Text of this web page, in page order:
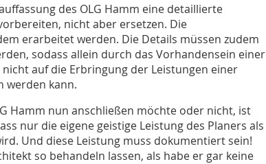
des OLG Hamm eine detaillierte
nicht aber ersetzen. Die
erarbeitet werden. Die Details müssen zudem
sodass allein durch das Vorhandensein einer
auf die Erbringung der Leistungen einer
werden kann.
Hamm nun anschließen möchte oder nicht, ist
nur die eigene geistige Leistung des Planers als
Und diese Leistung muss dokumentiert sein!
so behandeln lassen, als habe er gar keine